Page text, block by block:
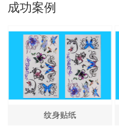
成功案例
电子标签